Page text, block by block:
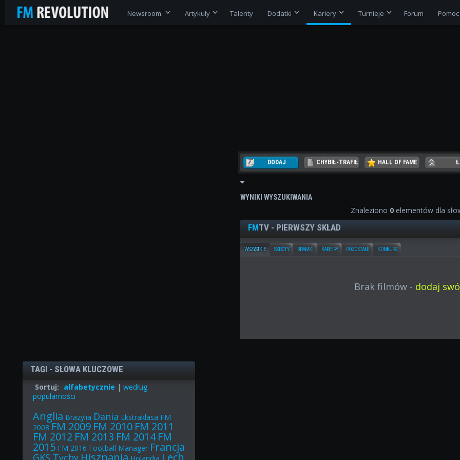
Newsroom Artykuły Talenty Dodatki Kariery Turnieje Forum Pomoc
DODAJ CHYBIŁ-TRAFIŁ HALL OF FAME
WYNIKI WYSZUKIWANIA
Znaleziono 0 elementów dla
FMTV - PIERWSZY SKŁAD
WSZYSTKIE SKRÓTY BRAMKI KARIERY POZOSTAŁE KONKURS
Brak filmów - dodaj
TAGI - SŁOWA KLUCZOWE
Sortuj: alfabetycznie | według
popularności
Anglia Brazylia Dania Ekstraklasa FM
2008 FM 2009 FM 2010 FM 2011
FM 2012 FM 2013 FM 2014 FM
2015 FM 2016 Football Manager Francja
GKS Tychy Hiszpania Holandia Lech